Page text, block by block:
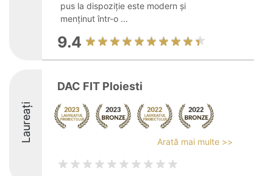
pus la dispoziție este modern și
menținut într-o ...
9.4
Laureați
DAC FIT Ploiesti
Arată mai multe >>